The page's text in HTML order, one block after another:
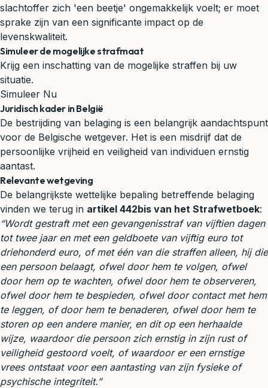
slachtoffer zich 'een beetje' ongemakkelijk voelt; er moet
sprake zijn van een significante impact op de
levenskwaliteit.
Simuleer de mogelijke strafmaat
Krijg een inschatting van de mogelijke straffen bij uw
situatie.
Simuleer Nu
Juridisch kader in België
De bestrijding van belaging is een belangrijk aandachtspunt
voor de Belgische wetgever. Het is een misdrijf dat de
persoonlijke vrijheid en veiligheid van individuen ernstig
aantast.
Relevante wetgeving
De belangrijkste wettelijke bepaling betreffende belaging
vinden we terug in artikel 442bis van het Strafwetboek:
“Wordt gestraft met een gevangenisstraf van vijftien dagen
tot twee jaar en met een geldboete van vijftig euro tot
driehonderd euro, of met één van die straffen alleen, hij die
een persoon belaagt, ofwel door hem te volgen, ofwel
door hem op te wachten, ofwel door hem te observeren,
ofwel door hem te bespieden, ofwel door contact met hem
te leggen, of door hem te benaderen, ofwel door hem te
storen op een andere manier, en dit op een herhaalde
wijze, waardoor die persoon zich ernstig in zijn rust of
veiligheid gestoord voelt, of waardoor er een ernstige
vrees ontstaat voor een aantasting van zijn fysieke of
psychische integriteit.”